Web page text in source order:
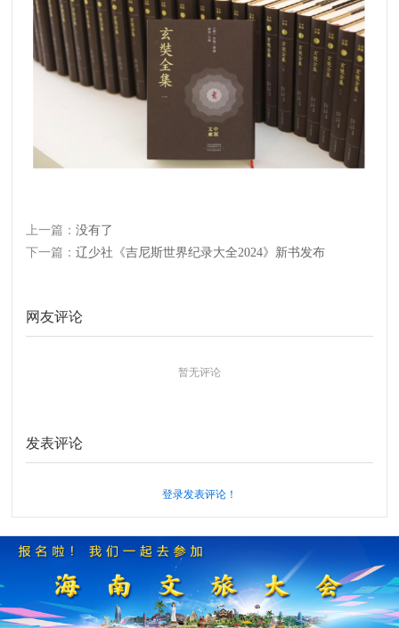
上一篇：没有了
下一篇：辽少社《吉尼斯世界纪录大全2024》新书发布
网友评论
暂无评论
发表评论
登录发表评论！